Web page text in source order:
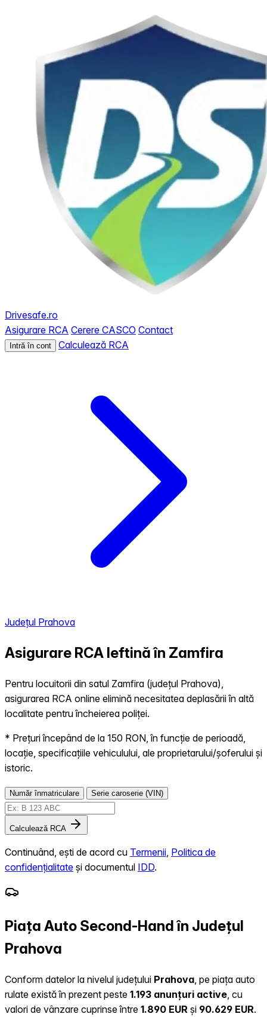
Drivesafe.ro
Asigurare RCA Cerere CASCO Contact
Intră în cont Calculează RCA
Județul Prahova
Asigurare RCA Ieftină în Zamfira
Pentru locuitorii din satul Zamfira (județul Prahova),
asigurarea RCA online elimină necesitatea deplasării în altă
localitate pentru încheierea poliței.
* Prețuri începând de la 150 RON, în funcție de perioadă,
locație, specificațiile vehiculului, ale proprietarului/șoferului și
istoric.
Număr înmatriculare Serie caroserie (VIN)
Calculează RCA
Continuând, ești de acord cu Termenii Politica de
confidențialitate și documentul IDD.
Piața Auto Second-Hand în Județul
Prahova
Conform datelor la nivelul județului Prahova , pe piața auto
rulate există în prezent peste 1.193 anunțuri active , cu
valori de vânzare cuprinse între 1.890 EUR și 90.629 EUR.